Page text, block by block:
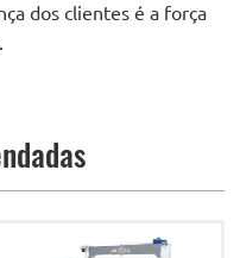
dos clientes é a força